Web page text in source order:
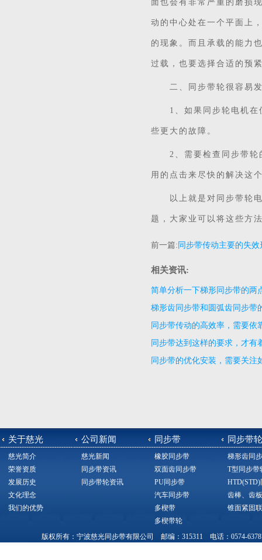
面也会有非常严重的磨损
动的中心处在一个平面上
的现象。而且承载的能力
过载，也要选择合适的预
二、同步带轮很容易发
1、如果同步轮电机在使
些更大的故障。
2、需要检查同步带轮的
用的点击来尽快的解决这
以上就是对同步带轮电
题，大家业可以将这些方
前一篇: 同步带传动主要的失效
相关资讯:
简单分析一下梯形同步带的两
梯形齿同步带和圆弧齿同步带
同步带传动的高效率，需要依
同步带达到这样的要求，才有
同步带的优化安装，需要关注
关于慈光
慈光简介
荣誉资质
发展历史
文化理念
我们的优势
公司新闻
慈光新闻
同步带资讯
同步带轮资讯
同步带
橡胶同步带
双面齿同步带
PU同步带
汽车同步带
多楔带
多楔带轮
同步带轮
梯形齿同
T型同步带
齿棒、齿板
锥面紧固
版权所有：宁波慈光同步带有限公司 邮编：315311 电话：0574-